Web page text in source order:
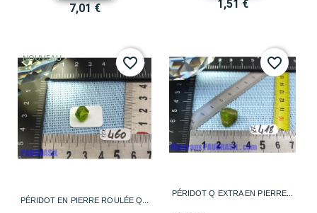
7,01 € 1,51 €
PÉRIDOT EN PIERRE ROULÉE Q...
NOUVEAU favorite_border
PÉRIDOT Q EXTRA EN PIERRE...
favorite_border